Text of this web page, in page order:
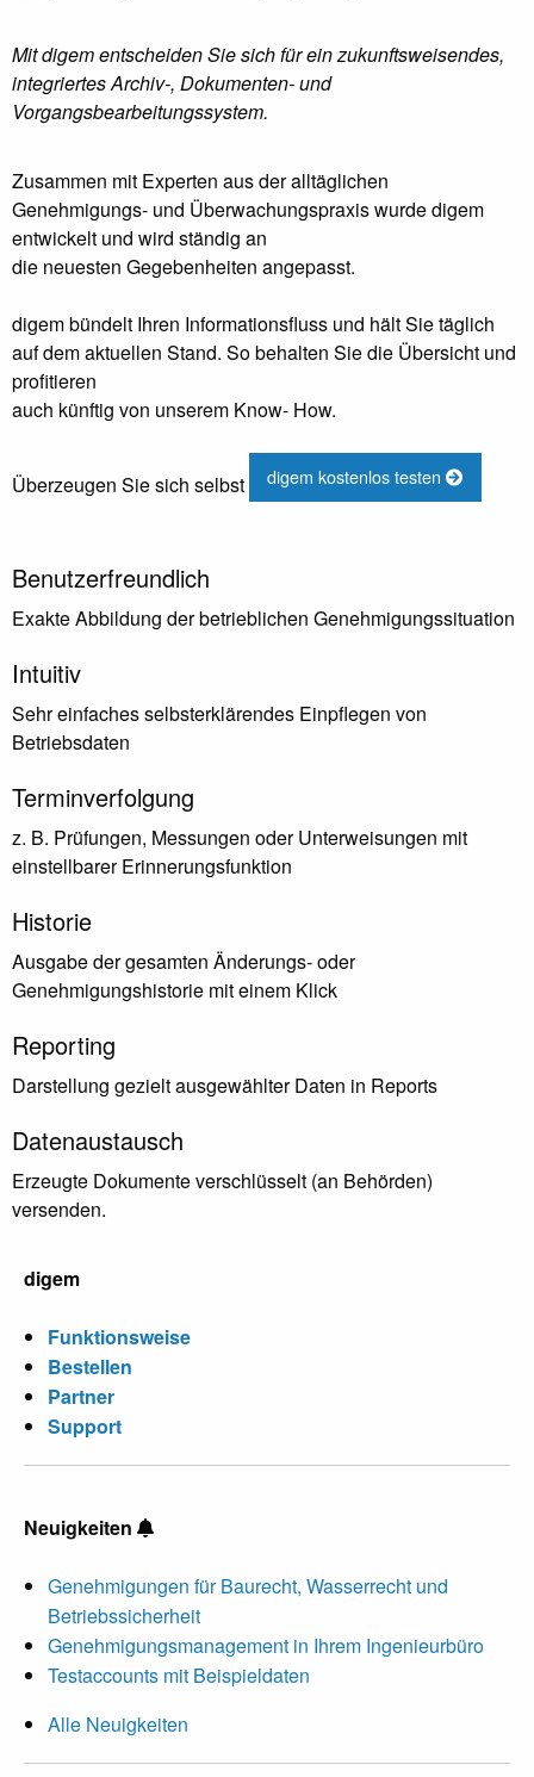
Mit digem entscheiden Sie sich für ein zukunftsweisendes,
integriertes Archiv-, Dokumenten- und
Vorgangsbearbeitungssystem.
Zusammen mit Experten aus der alltäglichen
Genehmigungs- und Überwachungspraxis wurde digem
entwickelt und wird ständig an
die neuesten Gegebenheiten angepasst.
digem bündelt Ihren Informationsfluss und hält Sie täglich
auf dem aktuellen Stand. So behalten Sie die Übersicht und
profitieren
auch künftig von unserem Know- How.
Überzeugen Sie sich selbst digem kostenlos testen
Benutzerfreundlich
Exakte Abbildung der betrieblichen Genehmigungssituation
Intuitiv
Sehr einfaches selbsterklärendes Einpflegen von
Betriebsdaten
Terminverfolgung
z. B. Prüfungen, Messungen oder Unterweisungen mit
einstellbarer Erinnerungsfunktion
Historie
Ausgabe der gesamten Änderungs- oder
Genehmigungshistorie mit einem Klick
Reporting
Darstellung gezielt ausgewählter Daten in Reports
Datenaustausch
Erzeugte Dokumente verschlüsselt (an Behörden)
versenden.
digem
Funktionsweise
Bestellen
Partner
Support
Neuigkeiten
Genehmigungen für Baurecht, Wasserrecht und
Betriebssicherheit
Genehmigungsmanagement in Ihrem Ingenieurbüro
Testaccounts mit Beispieldaten
Alle Neuigkeiten